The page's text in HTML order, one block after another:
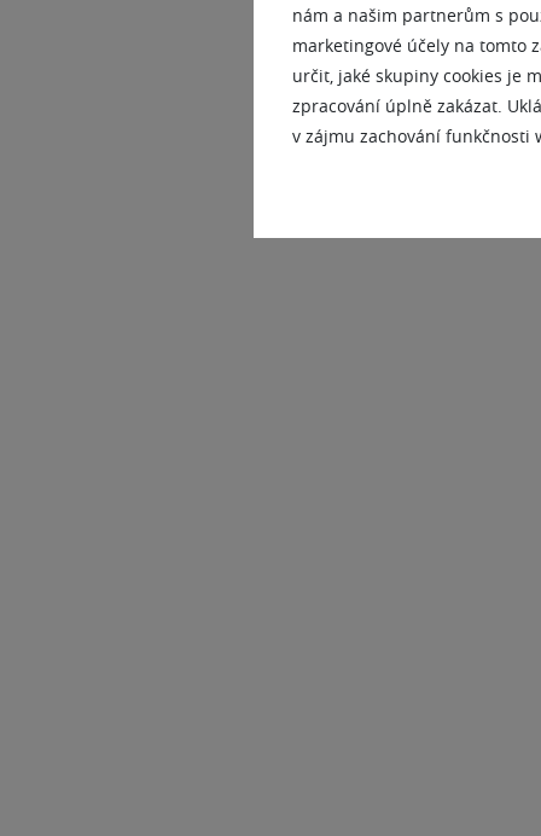
nám a našim partnerům s
marketingové účely na tomto
určit, jaké skupiny cookies je
zpracování úplně zakázat.
v zájmu zachování funkčnosti